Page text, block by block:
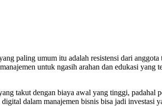
paling umum itu adalah resistensi dari
untuk ngasih arahan dan edukasi yang
takut dengan biaya awal yang tinggi, padahal
dalam manajemen bisnis bisa jadi investasi